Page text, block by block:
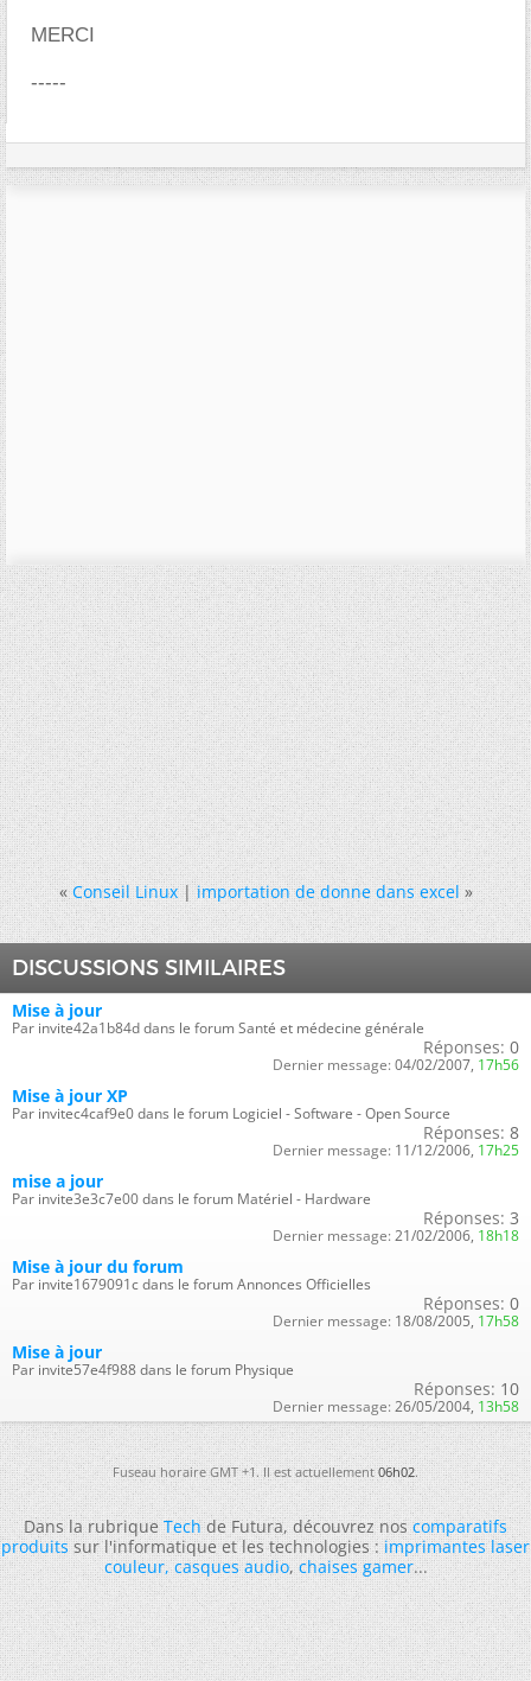
MERCI
-----
« Conseil Linux|importation de donne dans excel »
DISCUSSIONS SIMILAIRES
Mise à jour
Par invite42a1b84d dans le forum Santé et médecine générale
Réponses: 0
Dernier message: 04/02/2007, 17h56
Mise à jour XP
Par invitec4caf9e0 dans le forum Logiciel - Software - Open Source
Réponses: 8
Dernier message: 11/12/2006, 17h25
mise a jour
Par invite3e3c7e00 dans le forum Matériel - Hardware
Réponses: 3
Dernier message: 21/02/2006, 18h18
Mise à jour du forum
Par invite1679091c dans le forum Annonces Officielles
Réponses: 0
Dernier message: 18/08/2005, 17h58
Mise à jour
Par invite57e4f988 dans le forum Physique
Réponses: 10
Dernier message: 26/05/2004, 13h58
Fuseau horaire GMT +1. Il est actuellement06h02.
Dans la rubriqueTechde Futura, découvrez noscomparatifs
produitssur l'informatique et les technologies :imprimantes laser
couleur,casques audio,chaises gamer...